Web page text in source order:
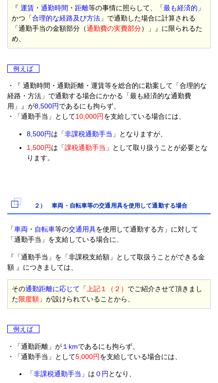
『 運賃 ・ 通勤時間 ・ 距離等の事情に照らして、「最も経済的 」
かつ「合理的な経路及び方法 」で通勤した場合に計算される
「通勤手当の金額部分（通勤費の実費部分）」』に限られるた
め、
例えば
・『 通勤時間・通勤距離・運賃等を総合的に勘案して「合理的な
経路・方法」で通勤する場合にかかる「最も経済的な通勤費
用」』が8,500円であるにも拘らず、
・「通勤手当」として10,000円を支給している場合には、
8,500円は「非課税通勤手当 」となりますが、
1,500円は「課税通勤手当 」として取り扱うことが必要とな
ります。
２） 車両・自転車等の交通用具を使用して通勤する場合
「車両 ・ 自転車等の交通用具を使用して通勤する方」に対して
「通勤手当」を支給している場合に、
『「通勤手当」を「非課税支給額」として取扱うことができる金
額 』につきましては、
その通勤距離に応じて 「 上記１（２） でご紹介させて頂きまし
た限度額 」が設けられていることから、
例えば
・「通勤距離」が１kmであるにも拘らず、
・「通勤手当」として5,000円を支給している場合には、
「非課税通勤手当 」は ０円 となり、